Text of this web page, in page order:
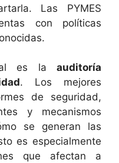
Las PYMES
con políticas
es la auditoría
. Los mejores
de seguridad,
y mecanismos
se generan las
es especialmente
que afectan a